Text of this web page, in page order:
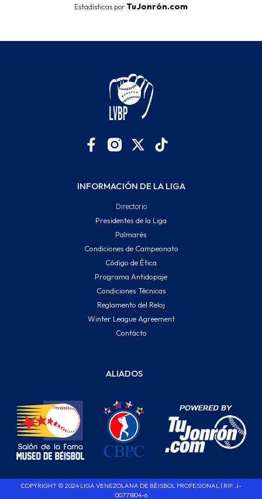
Estadísticas por TuJonrón.com
INFORMACIÓN DE LA LIGA
Directorio
Presidentes de la Liga
Palmarés
Condiciones de Campeonato
Código de Ética
Programa Antidopaje
Condiciones Técnicas
Reglamento del Reloj
Winter League Agreement
Contácto
ALIADOS
COPYRIGHT © 2024 LIGA VENEZOLANA DE BÉISBOL PROFESIONAL | RIF. J-
00771804-6